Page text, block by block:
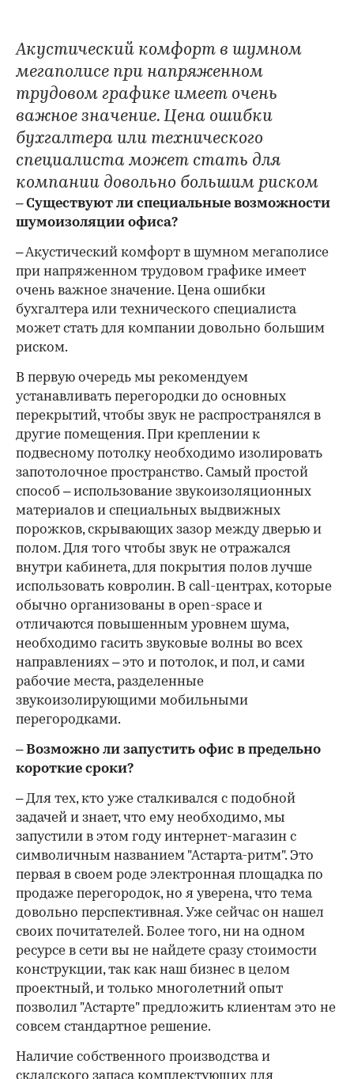
Акустический комфорт в шумном
мегаполисе при напряженном
трудовом графике имеет очень
важное значение. Цена ошибки
бухгалтера или технического
специалиста может стать для
компании довольно большим риском
– Существуют ли специальные возможности
шумоизоляции офиса?
– Акустический комфорт в шумном мегаполисе
при напряженном трудовом графике имеет
очень важное значение. Цена ошибки
бухгалтера или технического специалиста
может стать для компании довольно большим
риском.
В первую очередь мы рекомендуем
устанавливать перегородки до основных
перекрытий, чтобы звук не распространялся в
другие помещения. При креплении к
подвесному потолку необходимо изолировать
запотолочное пространство. Самый простой
способ – использование звукоизоляционных
материалов и специальных выдвижных
порожков, скрывающих зазор между дверью и
полом. Для того чтобы звук не отражался
внутри кабинета, для покрытия полов лучше
использовать ковролин. В call-центрах, которые
обычно организованы в open-space и
отличаются повышенным уровнем шума,
необходимо гасить звуковые волны во всех
направлениях – это и потолок, и пол, и сами
рабочие места, разделенные
звукоизолирующими мобильными
перегородками.
– Возможно ли запустить офис в предельно
короткие сроки?
– Для тех, кто уже сталкивался с подобной
задачей и знает, что ему необходимо, мы
запустили в этом году интернет-магазин с
символичным названием "Астарта-ритм". Это
первая в своем роде электронная площадка по
продаже перегородок, но я уверена, что тема
довольно перспективная. Уже сейчас он нашел
своих почитателей. Более того, ни на одном
ресурсе в сети вы не найдете сразу стоимости
конструкции, так как наш бизнес в целом
проектный, и только многолетний опыт
позволил "Астарте" предложить клиентам это не
совсем стандартное решение.
Наличие собственного производства и
складского запаса комплектующих для